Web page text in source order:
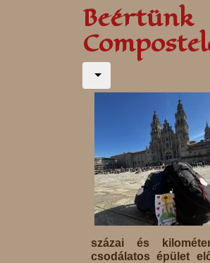
Beértünk
százai és
csodálatos épület